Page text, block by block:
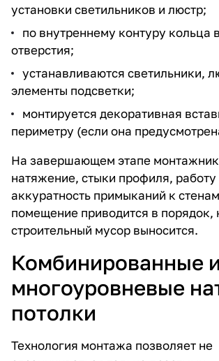
установки светильников и люстр;
по внутреннему контуру кольца
отверстия;
устанавливаются светильники,
элементы подсветки;
монтируется декоративная
периметру (если она
На завершающем этапе
натяжение, стыки профиля,
аккуратность примыканий к
помещение приводится в порядок,
строительный мусор выносится.
Комбинированные и
многоуровневые
потолки
Технология монтажа позволяет не